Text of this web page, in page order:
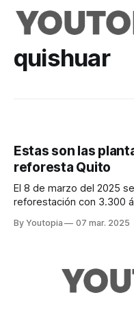
quishuar
Estas son las
reforesta Quito
El 8 de marzo del 2025
reforestación con 3.300
By Youtopia 07 mar. 2025